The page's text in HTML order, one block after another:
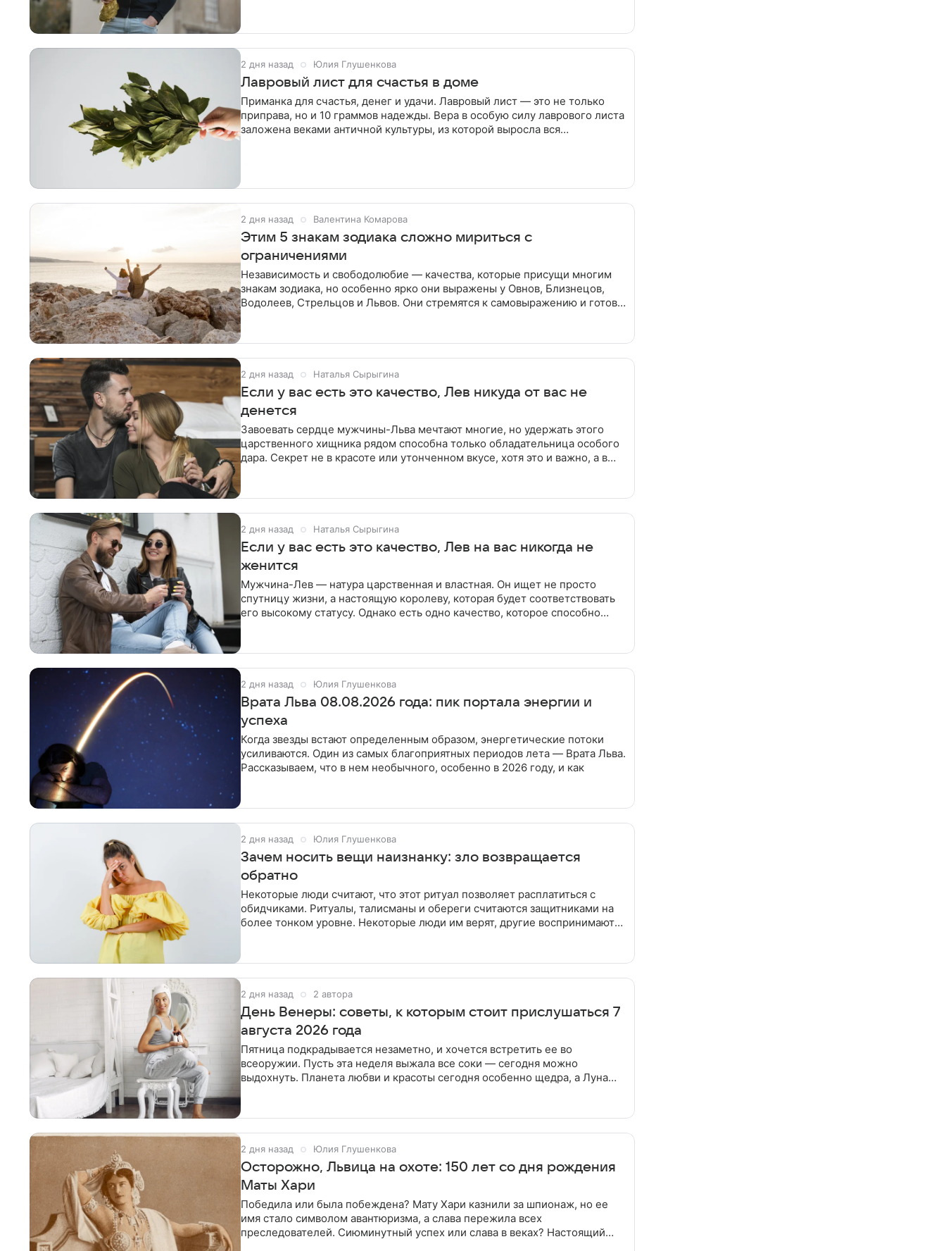
2 дня назад Юлия Глушенкова
Лавровый лист для счастья в доме
Приманка для счастья, денег и удачи. Лавровый лист — это не только
приправа, но и 10 граммов надежды. Вера в особую силу лаврового листа
заложена веками античной культуры, из которой выросла вся
2 дня назад Валентина Комарова
Этим 5 знакам зодиака сложно мириться с
ограничениями
Независимость и свободолюбие — качества, которые присущи многим
знакам зодиака, но особенно ярко они выражены у Овнов, Близнецов,
Водолеев, Стрельцов и Львов. Они стремятся к самовыражению и готовы
2 дня назад Наталья Сырыгина
Если у вас есть это качество, Лев никуда от вас не
денется
Завоевать сердце мужчины-Льва мечтают многие, но удержать этого
царственного хищника рядом способна только обладательница особого
дара. Секрет не в красоте или утонченном вкусе, хотя это и важно, а в
2 дня назад Наталья Сырыгина
Если у вас есть это качество, Лев на вас никогда не
женится
Мужчина-Лев — натура царственная и властная. Он ищет не просто
спутницу жизни, а настоящую королеву, которая будет соответствовать
его высокому статусу. Однако есть одно качество, которое способно
2 дня назад Юлия Глушенкова
Врата Льва 08.08.2026 года: пик портала энергии и
успеха
Когда звезды встают определенным образом, энергетические потоки
усиливаются. Один из самых благоприятных периодов лета — Врата Льва.
Рассказываем, что в нем необычного, особенно в 2026 году, и как
2 дня назад Юлия Глушенкова
Зачем носить вещи наизнанку: зло возвращается
обратно
Некоторые люди считают, что этот ритуал позволяет расплатиться с
обидчиками. Ритуалы, талисманы и обереги считаются защитниками на
более тонком уровне. Некоторые люди им верят, другие воспринимают
2 дня назад 2 автора
День Венеры: советы, к которым стоит прислушаться 7
августа 2026 года
Пятница подкрадывается незаметно, и хочется встретить ее во
всеоружии. Пусть эта неделя выжала все соки — сегодня можно
выдохнуть. Планета любви и красоты сегодня особенно щедра, а Луна
2 дня назад Юлия Глушенкова
Осторожно, Львица на охоте: 150 лет со дня рождения
Маты Хари
Победила или была побеждена? Мату Хари казнили за шпионаж, но ее
имя стало символом авантюризма, а слава пережила всех
преследователей. Сиюминутный успех или слава в веках? Настоящий